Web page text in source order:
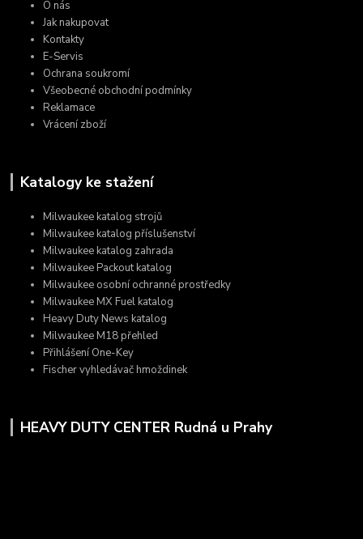
O nás
Jak nakupovat
Kontakty
E-Servis
Ochrana soukromí
Všeobecné obchodní podmínky
Reklamace
Vrácení zboží
Katalogy ke stažení
Milwaukee katalog strojů
Milwaukee katalog příslušenství
Milwaukee katalog zahrada
Milwaukee Packout katalog
Milwaukee osobní ochranné prostředky
Milwaukee MX Fuel katalog
Heavy Duty News katalog
Milwaukee M18 přehled
Přihlášení One-Key
Fischer vyhledávač hmoždinek
HEAVY DUTY CENTER Rudná u Prahy